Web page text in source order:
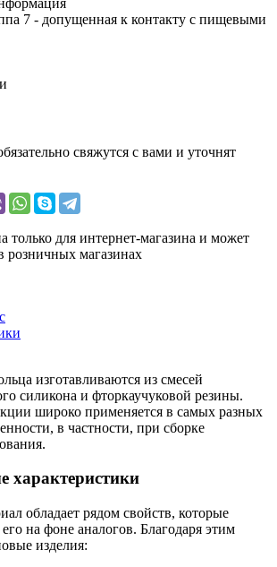
7 - допущенная к контакту с пищевыми
свяжутся с вами и уточнят
только для интернет-магазина и может
розничных магазинах
изготавливаются из смесей
силикона и фторкаучуковой резины.
широко применяется в самых разных
в частности, при сборке
характеристики
обладает рядом свойств, которые
на фоне аналогов. Благодаря этим
изделия: